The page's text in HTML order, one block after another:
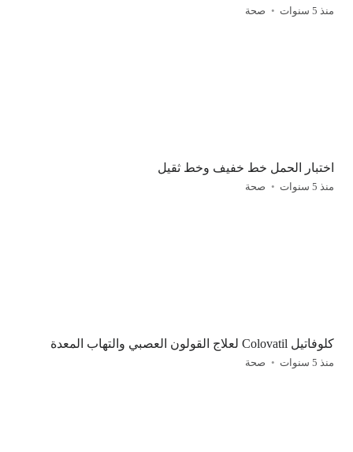
منذ 5 سنوات صحة
اختبار الحمل خط خفيف وخط ثقيل
منذ 5 سنوات صحة
كلوفاتيل Colovatil لعلاج القولون العصبي والتهاب المعدة
منذ 5 سنوات صحة